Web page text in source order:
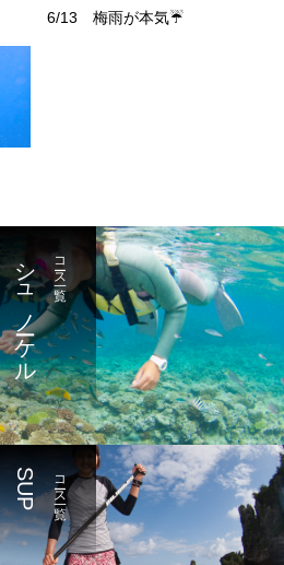
6/13 梅雨が本気☔
コース一覧
シュノーケル
コース一覧
SUP